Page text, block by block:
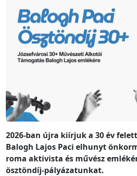
2026-ban újra kiírjuk a 30 év
Balogh Lajos Paci elhunyt
roma aktivista és művész
ösztöndíj-pályázatunkat.